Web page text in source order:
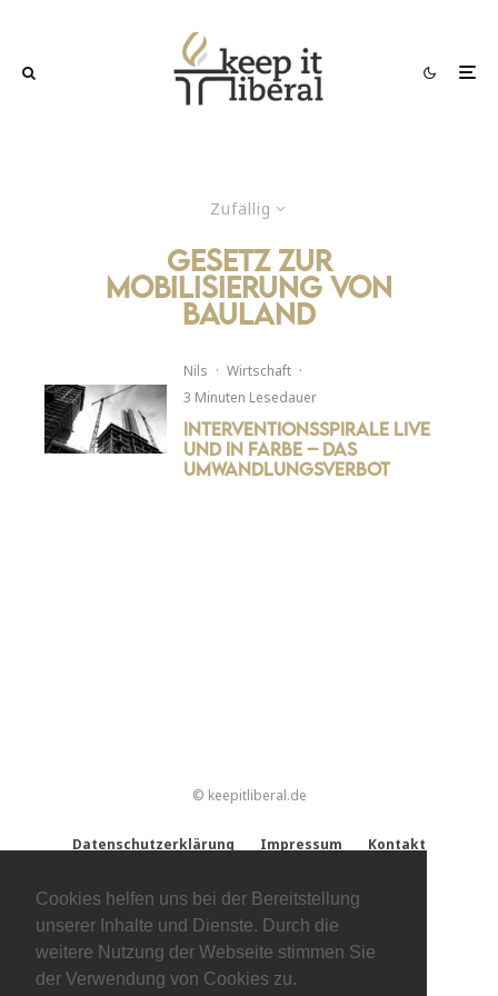
Cookies helfen uns bei der Bereitstellung
unserer Inhalte und Dienste. Durch die
weitere Nutzung der Webseite stimmen Sie
der Verwendung von Cookies zu.
Zufällig
gesetz zur
mobilisierung von
bauland
Nils · Wirtschaft ·
3 Minuten Lesedauer
Interventionsspirale live
und in Farbe – Das
Umwandlungsverbot
© keepitliberal.de
Datenschutzerklärung Impressum Kontakt